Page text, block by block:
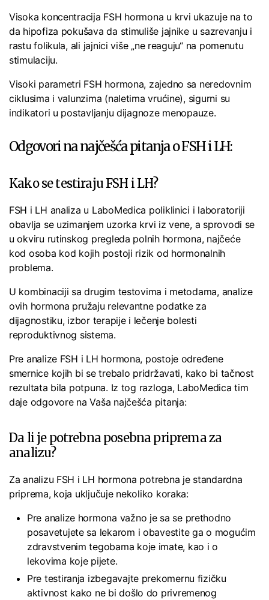
Visoka koncentracija FSH hormona u krvi ukazuje na to
da hipofiza pokušava da stimuliše jajnike u sazrevanju i
rastu folikula, ali jajnici više „ne reaguju“ na pomenutu
stimulaciju.
Visoki parametri FSH hormona, zajedno sa neredovnim
ciklusima i valunzima (naletima vrućine), sigurni su
indikatori u postavljanju dijagnoze menopauze.
Odgovori na najčešća pitanja o FSH i LH:
Kako se testiraju FSH i LH?
FSH i LH analiza u LaboMedica poliklinici i laboratoriji
obavlja se uzimanjem uzorka krvi iz vene, a sprovodi se
u okviru rutinskog pregleda polnih hormona, najčeće
kod osoba kod kojih postoji rizik od hormonalnih
problema.
U kombinaciji sa drugim testovima i metodama, analize
ovih hormona pružaju relevantne podatke za
dijagnostiku, izbor terapije i lečenje bolesti
reproduktivnog sistema.
Pre analize FSH i LH hormona, postoje određene
smernice kojih bi se trebalo pridržavati, kako bi tačnost
rezultata bila potpuna. Iz tog razloga, LaboMedica tim
daje odgovore na Vaša najčešća pitanja:
Da li je potrebna posebna priprema za
analizu?
Za analizu FSH i LH hormona potrebna je standardna
priprema, koja uključuje nekoliko koraka:
Pre analize hormona važno je sa se prethodno
posavetujete sa lekarom i obavestite ga o mogućim
zdravstvenim tegobama koje imate, kao i o
lekovima koje pijete.
Pre testiranja izbegavajte prekomernu fizičku
aktivnost kako ne bi došlo do privremenog